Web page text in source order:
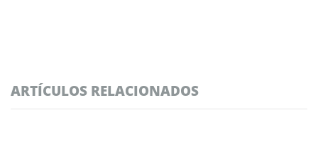
ARTÍCULOS RELACIONADOS